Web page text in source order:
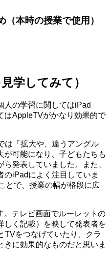
本時の授業で使用）
学してみて）
人の学習に関してはiPad
はAppleTVがかなり効果的で
は「拡大や、違うアングル
が可能になり、子どもたちも
発表していました。また、
のiPadによく注目していま
とで、授業の幅が格段に広
。テレビ画面でルーレットの
く記載）を映して発表者を
TVをつなげていたり、クラ
きに効果的なものだと思いま